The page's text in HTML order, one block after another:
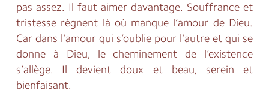
pas assez. Il faut aimer davantage. Souffrance et
tristesse règnent là où manque l’amour de Dieu.
Car dans l’amour qui s’oublie pour l’autre et qui se
donne à Dieu, le cheminement de l’existence
s’allège. Il devient doux et beau, serein et
bienfaisant.